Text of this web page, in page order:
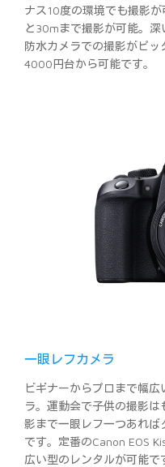
ナス10度の環境でも撮影
と30mまで撮影が可能。
防水カメラでの撮影がピ
4000円台から可能です。
一眼レフカメラ
ビギナーからプロまで幅
ラ。運動会で子供の撮影
影まで一眼レフ一つあれ
です。定番のCanon EOS
広い型のレンタルが可能